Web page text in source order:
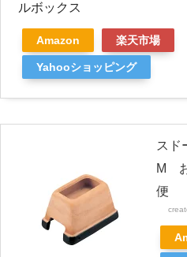
ルボックス
Amazon 楽天市場
Yahooショッピング
ス
M
便